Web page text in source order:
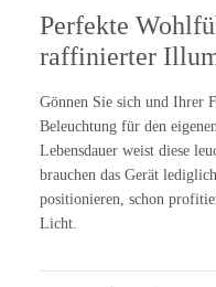
Perfekte
raffinierter
Gönnen Sie sich und Ihrer
Beleuchtung für den
Lebensdauer weist diese
brauchen das Gerät
positionieren, schon
Licht.